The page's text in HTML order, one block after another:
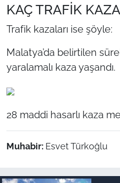
KAÇ TRAFİK
Trafik kazaları ise şöyle:
Malatya’da belirtilen
yaralamalı kaza yaşandı.
28 maddi hasarlı kaza
Muhabir: Esvet Türkoğlu